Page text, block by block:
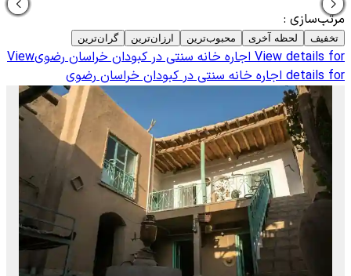
مرتب‌سازی :
تخفیف لحظه آخری محبوب‌ترین ارزان‌ترین گران‌ترین
View details for اجاره خانه سنتی در کبودان خراسان رضویView
details for اجاره خانه سنتی در کبودان خراسان رضوی